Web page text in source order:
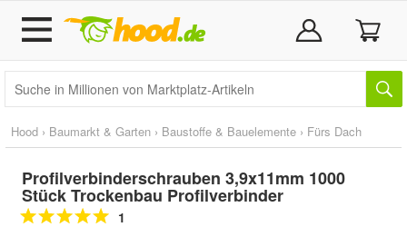
Hood › Baumarkt & Garten › Baustoffe & Bauelemente › Fürs Dach
Profilverbinderschrauben 3,9x11mm 1000
Stück Trockenbau Profilverbinder
1